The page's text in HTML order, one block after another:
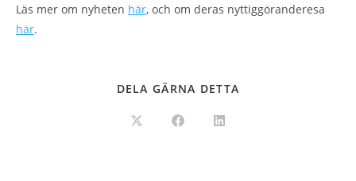
Läs mer om nyheten här, och om deras nyttiggöranderesa
här.
DELA GÄRNA DETTA